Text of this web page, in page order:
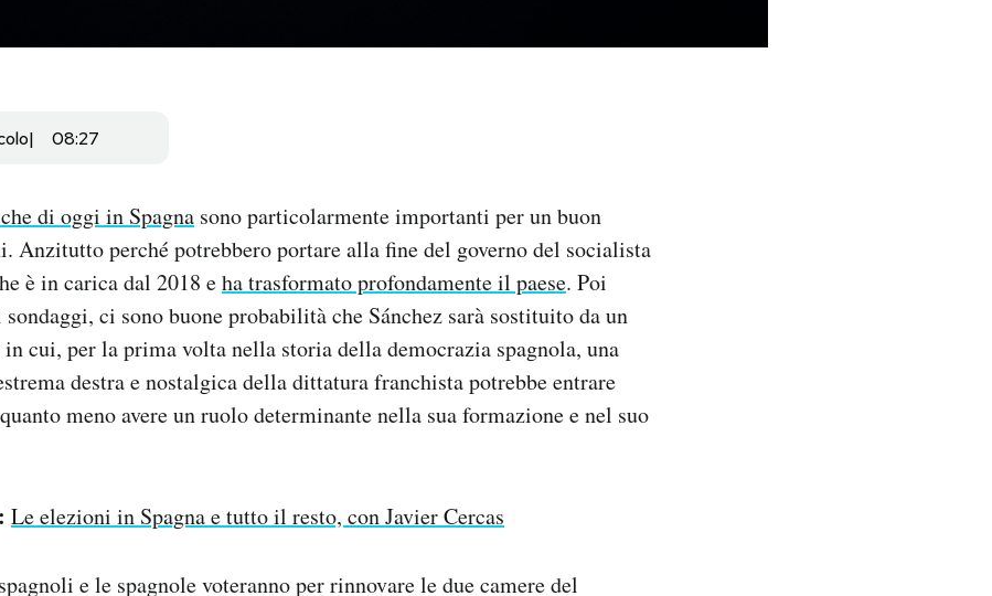
08:27
di oggi in Spagna sono particolarmente importanti per un buon
Anzitutto perché potrebbero portare alla fine del governo del socialista
è in carica dal 2018 eha trasformato profondamente il paese. Poi
sondaggi, ci sono buone probabilità che Sánchez sarà sostituito da un
in cui, per la prima volta nella storia della democrazia spagnola, una
destra e nostalgica della dittatura franchista potrebbe entrare
meno avere un ruolo determinante nella sua formazione e nel suo
Le elezioni in Spagna e tutto il resto, con Javier Cercas
e le spagnole voteranno per rinnovare le due camere del